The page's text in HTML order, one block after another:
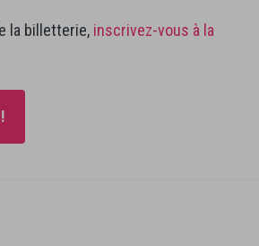
la billetterie, inscrivez-vous à la